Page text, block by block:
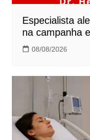
Especialista
na campanha
08/08/2026